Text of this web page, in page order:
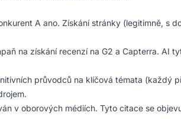
A ano. Získání stránky (legitimně, s
na získání recenzí na G2 a Capterra. AI
průvodců na klíčová témata (každý
v oborových médiích. Tyto citace se